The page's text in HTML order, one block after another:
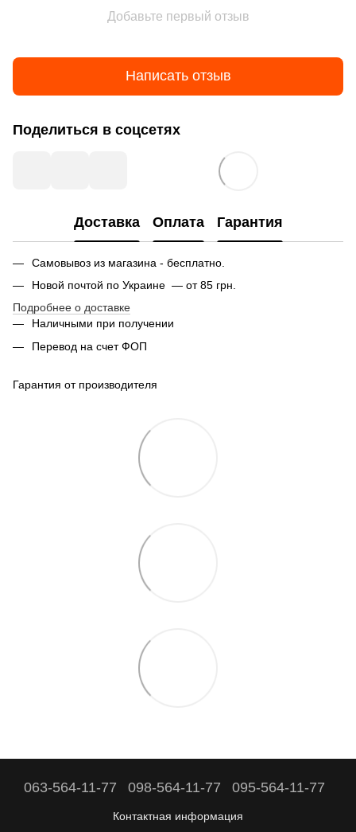
Добавьте первый отзыв
Написать отзыв
Поделиться в соцсетях
Доставка Оплата Гарантия
Самовывоз из магазина - бесплатно.
Новой почтой по Украине — от 85 грн.
Подробнее о доставке
Наличными при получении
Перевод на счет ФОП
Гарантия от производителя
063-564-11-77 098-564-11-77 095-564-11-77
Контактная информация